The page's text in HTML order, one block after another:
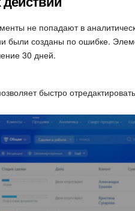
не попадают в
были созданы по ошибке.
30 дней.
быстро